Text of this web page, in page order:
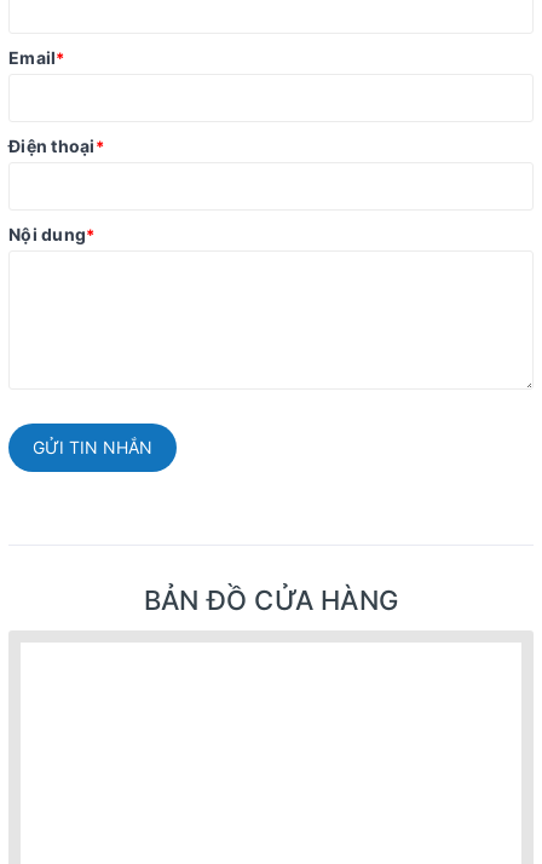
Email*
Điện thoại*
Nội dung*
GỬI TIN NHẮN
BẢN ĐỒ CỬA HÀNG